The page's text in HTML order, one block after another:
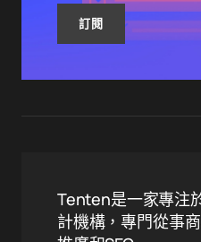
訂閱
Tenten是一家專注
計機構，專門從事